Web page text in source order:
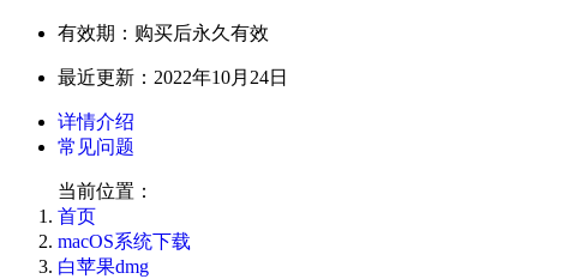
有效期：购买后永久有效
最近更新：2022年10月24日
详情介绍
常见问题
当前位置：
首页
macOS系统下载
白苹果dmg